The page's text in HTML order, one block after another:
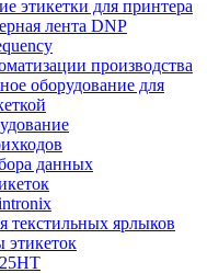
этикетки для принтера
лента DNP
производства
оборудование для
данных
текстильных ярлыков
этикеток